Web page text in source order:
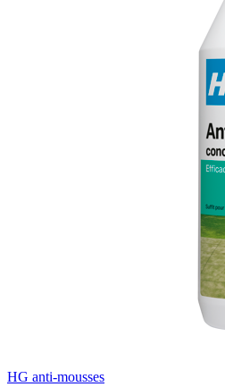
HG anti-mousses